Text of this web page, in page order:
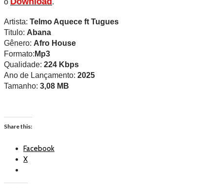
o
.
Artista: Telmo Aquece ft Tugues
Titulo: Abana
Gênero: Afro House
Formato: Mp3
Qualidade: 224 Kbps
Ano de Lançamento: 2025
Tamanho: 3,08 MB
Share this:
Facebook
X